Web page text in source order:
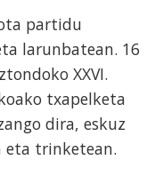
partidu
larunbatean. 16
XXVI.
txapelketa
dira, eskuz
eta trinketean.